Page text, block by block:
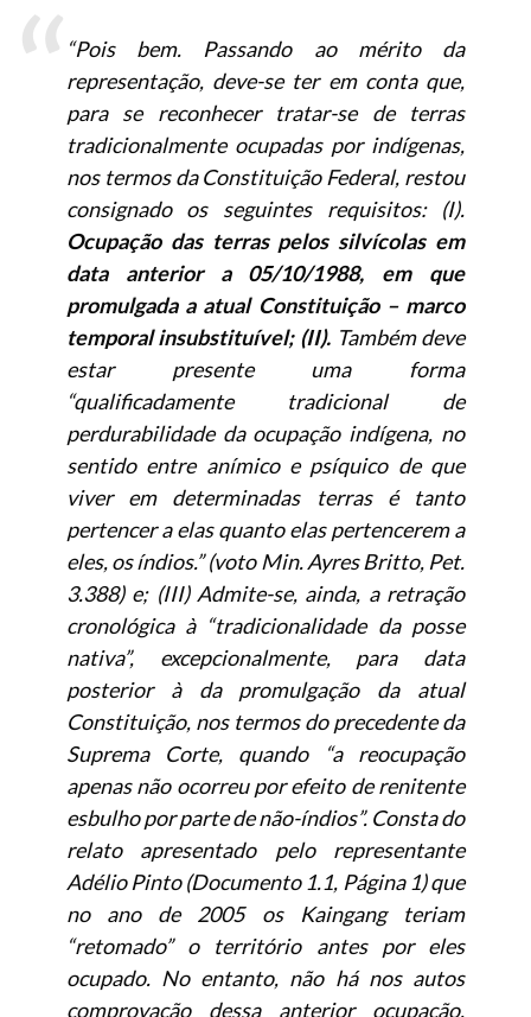
“Pois bem. Passando ao mérito da
representação, deve-se ter em conta que,
para se reconhecer tratar-se de terras
tradicionalmente ocupadas por indígenas,
nos termos da Constituição Federal, restou
consignado os seguintes requisitos: (I).
Ocupação das terras pelos silvícolas em
data anterior a 05/10/1988, em que
promulgada a atual Constituição – marco
temporal insubstituível; (II). Também deve
estar presente uma forma
“qualificadamente tradicional de
perdurabilidade da ocupação indígena, no
sentido entre anímico e psíquico de que
viver em determinadas terras é tanto
pertencer a elas quanto elas pertencerem a
eles, os índios.” (voto Min. Ayres Britto, Pet.
3.388) e; (III) Admite-se, ainda, a retração
cronológica à “tradicionalidade da posse
nativa”, excepcionalmente, para data
posterior à da promulgação da atual
Constituição, nos termos do precedente da
Suprema Corte, quando “a reocupação
apenas não ocorreu por efeito de renitente
esbulho por parte de não-índios”. Consta do
relato apresentado pelo representante
Adélio Pinto (Documento 1.1, Página 1) que
no ano de 2005 os Kaingang teriam
“retomado” o território antes por eles
ocupado. No entanto, não há nos autos
comprovação dessa anterior ocupação.